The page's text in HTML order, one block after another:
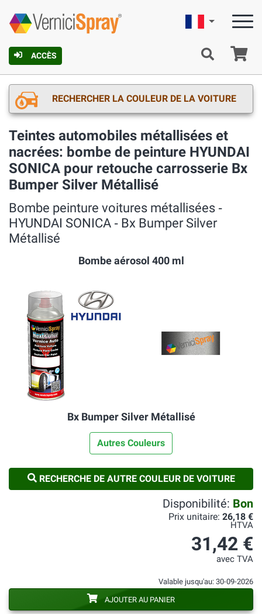
ACCÈS
Française
RECHERCHER LA COULEUR DE LA VOITURE
Teintes automobiles métallisées et
nacrées: bombe de peinture HYUNDAI
SONICA pour retouche carrosserie Bx
Bumper Silver Métallisé
Bombe peinture voitures métallisées ‐
HYUNDAI SONICA ‐ Bx Bumper Silver
Métallisé
Bombe aérosol 400 ml
Bx Bumper Silver Métallisé
Autres Couleurs
RECHERCHE DE AUTRE COULEUR DE VOITURE
Disponibilité: Bon
Prix unitaire: 26,18 €
HTVA
31,42 €
avec TVA
Valable jusqu'au: 30-09-2026
AJOUTER AU PANIER